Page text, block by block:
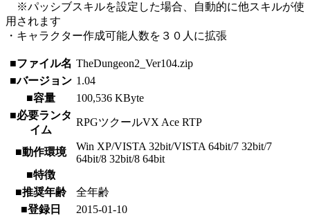
※パッシブスキルを設定した場合、自動的に他スキルが使
用されます
・キャラクター作成可能人数を３０人に拡張
■ファイル名 TheDungeon2_Ver104.zip
■バージョン 1.04
■容量
100,536 KByte
■必要ランタ
イム
RPGツクールVX Ace RTP
■動作環境
Win XP/VISTA 32bit/VISTA 64bit/7 32bit/7
64bit/8 32bit/8 64bit
■特徴
■推奨年齢
全年齢
■登録日
2015-01-10